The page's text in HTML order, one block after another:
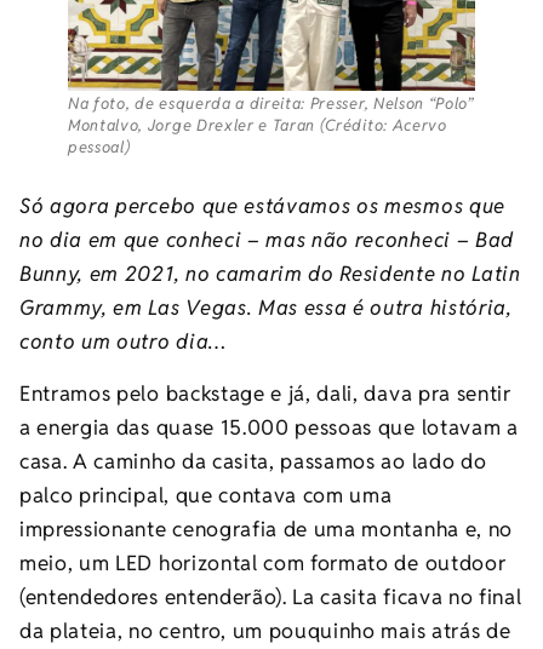
Na foto, de esquerda a direita: Presser, Nelson “Polo”
Montalvo, Jorge Drexler e Taran (Crédito: Acervo
pessoal)
Só agora percebo que estávamos os mesmos que
no dia em que conheci – mas não reconheci – Bad
Bunny, em 2021, no camarim do Residente no Latin
Grammy, em Las Vegas. Mas essa é outra história,
conto um outro dia…
Entramos pelo backstage e já, dali, dava pra sentir
a energia das quase 15.000 pessoas que lotavam a
casa. A caminho da casita, passamos ao lado do
palco principal, que contava com uma
impressionante cenografia de uma montanha e, no
meio, um LED horizontal com formato de outdoor
(entendedores entenderão). La casita ficava no final
da plateia, no centro, um pouquinho mais atrás de